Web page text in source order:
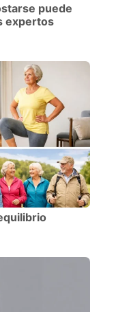
puede
expertos